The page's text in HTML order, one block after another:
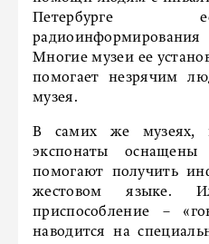
Петербурге
Многие музеи ее
помогает незрячим
музея.
В самих же музеях,
экспонаты оснащены
помогают получить
жестовом языке.
приспособление –
наводится на